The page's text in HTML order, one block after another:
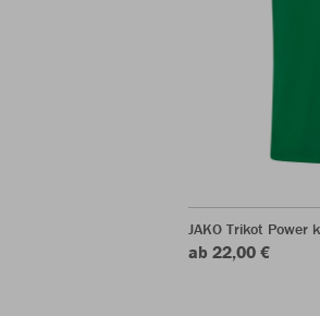
JAKO Trikot Power
ab 22,00 €